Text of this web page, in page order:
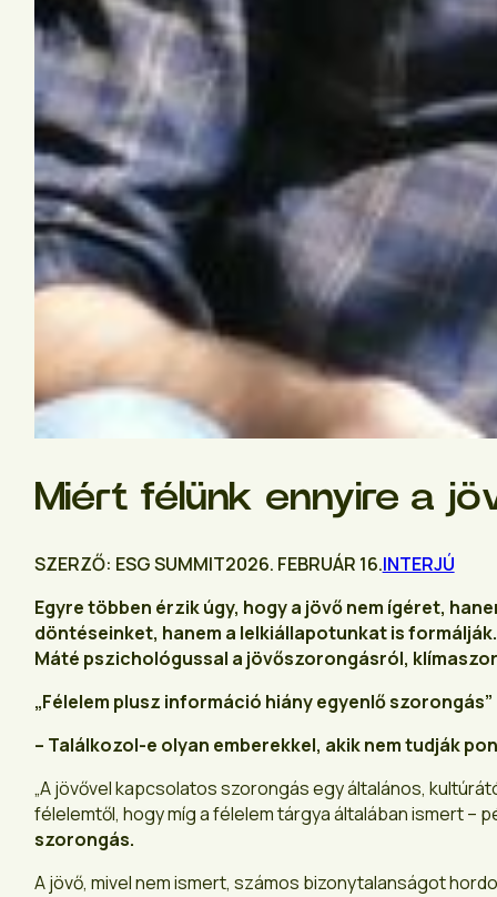
Miért félünk ennyire a
SZERZŐ: ESG SUMMIT2026. FEBRUÁR 16.INTERJÚ
Egyre többen érzik úgy, hogy a jövő nem ígéret,
döntéseinket, hanem a lelkiállapotunkat is
Máté pszichológussal a jövőszorongásról,
„Félelem plusz információ hiány egyenlő szorongás”
– Találkozol-e olyan emberekkel, akik nem tudják
„A jövővel kapcsolatos szorongás egy általános,
félelemtől, hogy míg a félelem tárgya általában ismert –
szorongás.
A jövő, mivel nem ismert, számos bizonytalanságot